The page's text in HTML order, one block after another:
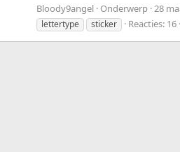
Bloody9angel Onderwerp 28
lettertype
sticker Reacties: 16